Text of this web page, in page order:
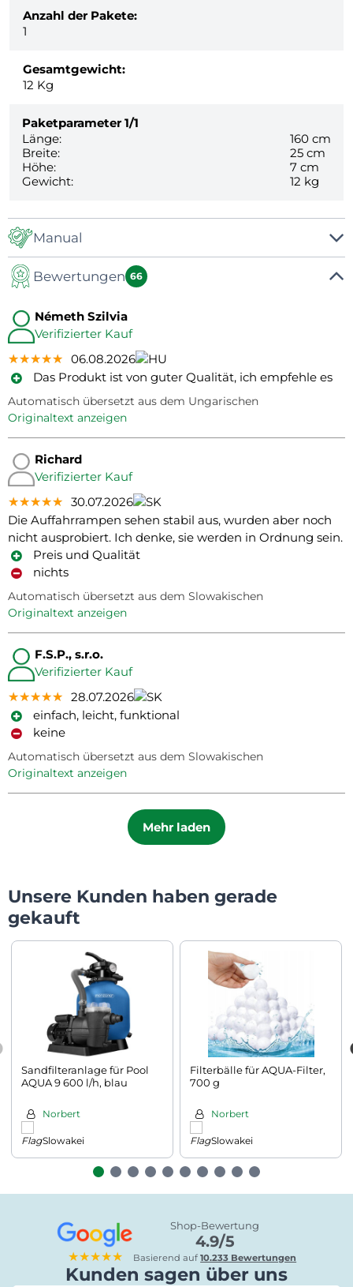
Anzahl der Pakete:
1
Gesamtgewicht:
12 Kg
Paketparameter 1/1
Länge:
160 cm
Breite:
25 cm
Höhe:
7 cm
Gewicht:
12 kg
Manual
Manual
Bewertungen 66
Németh Szilvia
Verifizierter Kauf
★★★★★
★★★★★
★★★★★ 06.08.2026
Das Produkt ist von guter Qualität, ich empfehle es
Automatisch übersetzt aus dem Ungarischen
Originaltext anzeigen
Richard
Verifizierter Kauf
★★★★★
★★★★★
★★★★★ 30.07.2026
Die Auffahrrampen sehen stabil aus, wurden aber noch
nicht ausprobiert. Ich denke, sie werden in Ordnung sein.
Preis und Qualität
nichts
Automatisch übersetzt aus dem Slowakischen
Originaltext anzeigen
F.S.P., s.r.o.
Verifizierter Kauf
★★★★★
★★★★★
★★★★★ 28.07.2026
einfach, leicht, funktional
keine
Automatisch übersetzt aus dem Slowakischen
Originaltext anzeigen
Mehr laden
Unsere Kunden haben gerade
gekauft
Sandfilteranlage für Pool
AQUA 9 600 l/h, blau
Norbert
Slowakei
Filterbälle für AQUA-Filter,
700 g
Norbert
Slowakei
★★★★★
Shop-Bewertung
4.9/5
Basierend auf10.233 Bewertungen
Kunden sagen über uns